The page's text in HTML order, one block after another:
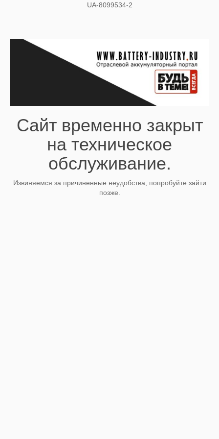
UA-8099534-2
Сайт временно закрыт
на техническое
обслуживание.
Извиняемся за причиненные неудобства, попробуйте зайти
позже.